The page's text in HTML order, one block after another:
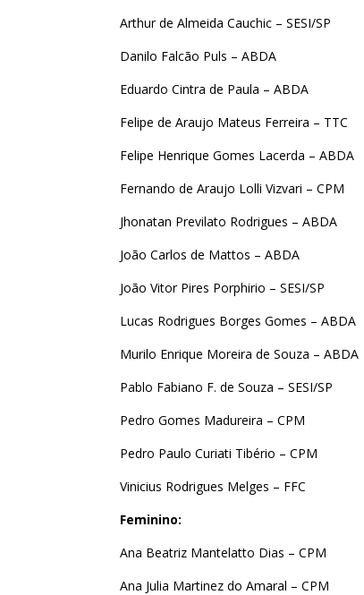
Arthur de Almeida Cauchic – SESI/SP
Danilo Falcão Puls – ABDA
Eduardo Cintra de Paula – ABDA
Felipe de Araujo Mateus Ferreira – TTC
Felipe Henrique Gomes Lacerda – ABDA
Fernando de Araujo Lolli Vizvari – CPM
Jhonatan Previlato Rodrigues – ABDA
João Carlos de Mattos – ABDA
João Vitor Pires Porphirio – SESI/SP
Lucas Rodrigues Borges Gomes – ABDA
Murilo Enrique Moreira de Souza – ABDA
Pablo Fabiano F. de Souza – SESI/SP
Pedro Gomes Madureira – CPM
Pedro Paulo Curiati Tibério – CPM
Vinicius Rodrigues Melges – FFC
Feminino:
Ana Beatriz Mantelatto Dias – CPM
Ana Julia Martinez do Amaral – CPM